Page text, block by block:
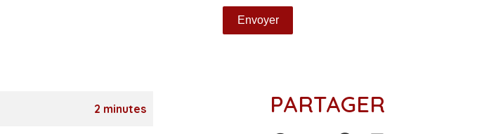
2 minutes
Envoyer
PARTAGER